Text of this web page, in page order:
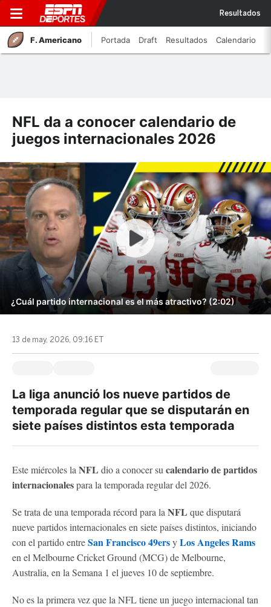
Resultados
F. Americano Portada Draft Resultados Calendario
NFL da a conocer calendario de
juegos internacionales 2026
¿Cuál partido internacional es el más atractivo? (2:02)
13 de may, 2026, 09:16 ET
La liga anunció los nueve partidos de
temporada regular que se disputarán en
siete países distintos esta temporada
Este miércoles la NFL dio a conocer su calendario de partidos
internacionalespara la temporada regular del 2026.
Se trata de una temporada récord para la NFL que disputará
nueve partidos internacionales en siete países distintos, iniciando
con el partido entreSan Francisco 49ersyLos Angeles Rams
en el Melbourne Cricket Ground (MCG) de Melbourne,
Australia, en la Semana 1 el jueves 10 de septiembre.
No es la primera vez que la NFL tiene un juego internacional tan